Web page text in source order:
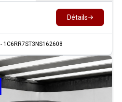
Détails
- 1C6RR7ST3NS162608